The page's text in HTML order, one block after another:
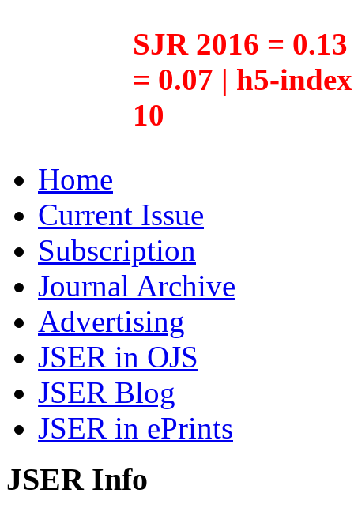
SJR 2016 =
= 0.07 | h5-
10
Home
Current Issue
Subscription
Journal Archive
Advertising
JSER in OJS
JSER Blog
JSER in ePrints
JSER Info